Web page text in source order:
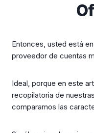
Entonces, usted está
proveedor de cuentas
Ideal, porque en este
recopilatoria de
comparamos las